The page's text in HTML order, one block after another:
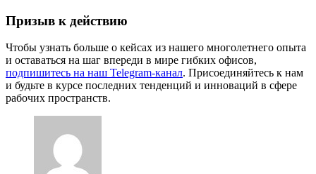
Призыв к действию
Чтобы узнать больше о кейсах из нашего многолетнего опыта
и оставаться на шаг впереди в мире гибких офисов,
подпишитесь на наш Telegram-канал. Присоединяйтесь к нам
и будьте в курсе последних тенденций и инноваций в сфере
рабочих пространств.